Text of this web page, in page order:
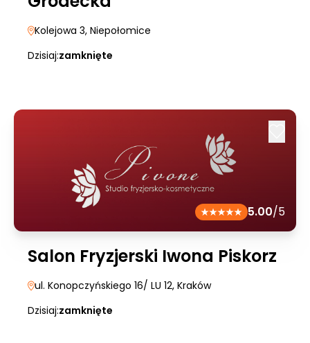
Kolejowa 3, Niepołomice
Dzisiaj:zamknięte
5.00/5
Salon Fryzjerski Iwona Piskorz
ul. Konopczyńskiego 16/ LU 12, Kraków
Dzisiaj:zamknięte